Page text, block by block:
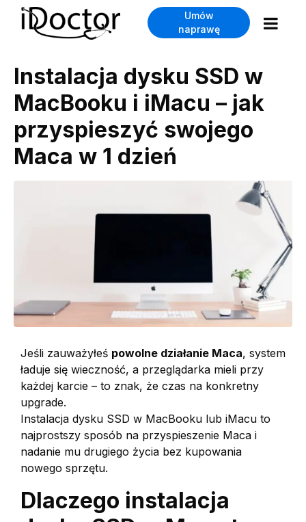
Umów
naprawę
Instalacja dysku SSD w
MacBooku i iMacu – jak
przyspieszyć swojego
Maca w 1 dzień
Jeśli zauważyłeś powolne działanie Maca, system
ładuje się wieczność, a przeglądarka mieli przy
każdej karcie – to znak, że czas na konkretny
upgrade.
Instalacja dysku SSD w MacBooku lub iMacu to
najprostszy sposób na przyspieszenie Maca i
nadanie mu drugiego życia bez kupowania
nowego sprzętu.
Dlaczego instalacja